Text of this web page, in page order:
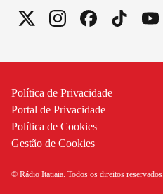
Política de Privacidade
Portal de Privacidade
Política de Cookies
Gestão de Cookies
© Rádio Itatiaia. Todos os direitos reservados.